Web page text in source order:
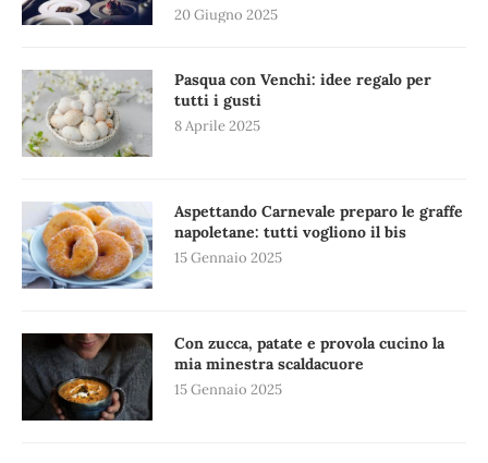
20 Giugno 2025
Pasqua con Venchi: idee regalo per
tutti i gusti
8 Aprile 2025
Aspettando Carnevale preparo le graffe
napoletane: tutti vogliono il bis
15 Gennaio 2025
Con zucca, patate e provola cucino la
mia minestra scaldacuore
15 Gennaio 2025